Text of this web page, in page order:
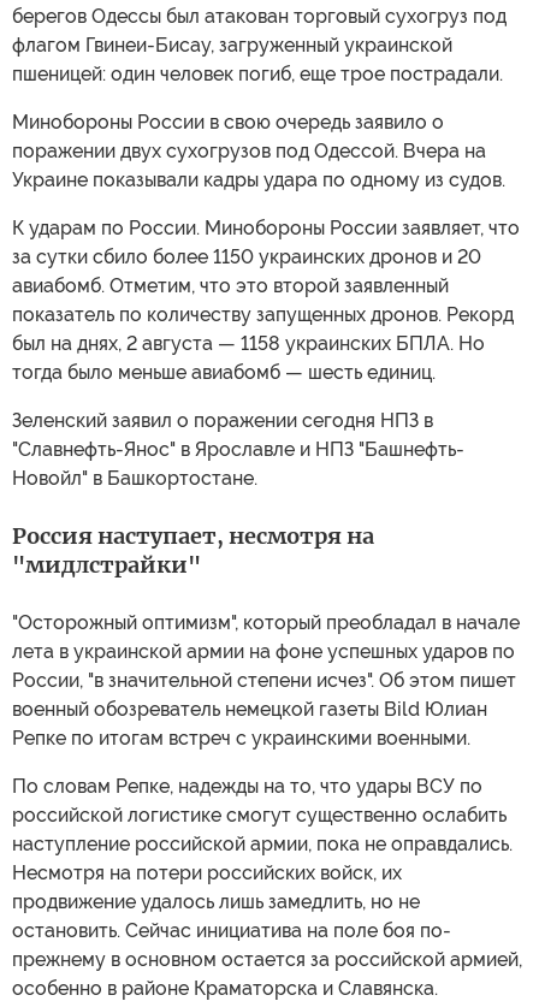
берегов Одессы был атакован торговый сухогруз под
флагом Гвинеи-Бисау, загруженный украинской
пшеницей: один человек погиб, еще трое пострадали.
Минобороны России в свою очередь заявило о
поражении двух сухогрузов под Одессой. Вчера на
Украине показывали кадры удара по одному из судов.
К ударам по России. Минобороны России заявляет, что
за сутки сбило более 1150 украинских дронов и 20
авиабомб. Отметим, что это второй заявленный
показатель по количеству запущенных дронов. Рекорд
был на днях, 2 августа — 1158 украинских БПЛА. Но
тогда было меньше авиабомб — шесть единиц.
Зеленский заявил о поражении сегодня НПЗ в
"Славнефть-Янос" в Ярославле и НПЗ "Башнефть-
Новойл" в Башкортостане.
Россия наступает, несмотря на
"мидлстрайки"
"Осторожный оптимизм", который преобладал в начале
лета в украинской армии на фоне успешных ударов по
России, "в значительной степени исчез". Об этом пишет
военный обозреватель немецкой газеты Bild Юлиан
Репке по итогам встреч с украинскими военными.
По словам Репке, надежды на то, что удары ВСУ по
российской логистике смогут существенно ослабить
наступление российской армии, пока не оправдались.
Несмотря на потери российских войск, их
продвижение удалось лишь замедлить, но не
остановить. Сейчас инициатива на поле боя по-
прежнему в основном остается за российской армией,
особенно в районе Краматорска и Славянска.